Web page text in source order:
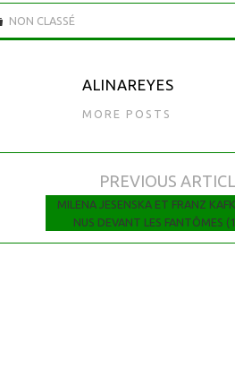
NON CLASSÉ
ALINAREYES
MORE POSTS
Navigation des articles
PREVIOUS
MILENA JESENSKA ET FRANZ
NUS DEVANT LES FANTÔMES